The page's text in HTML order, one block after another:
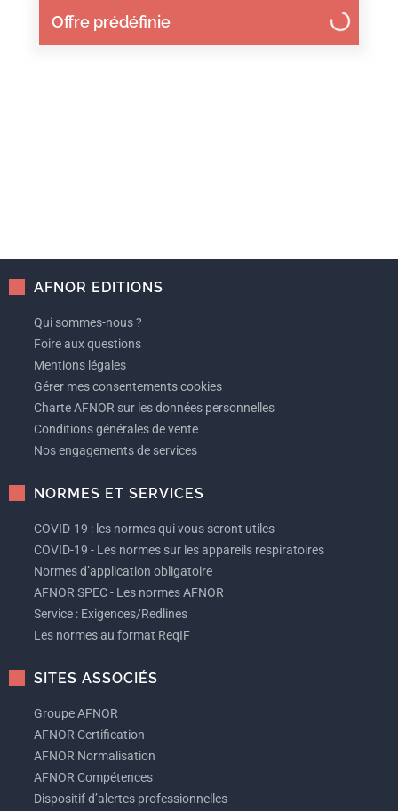
Offre prédéfinie
AFNOR EDITIONS
Qui sommes-nous ?
Foire aux questions
Mentions légales
Gérer mes consentements cookies
Charte AFNOR sur les données personnelles
Conditions générales de vente
Nos engagements de services
NORMES ET SERVICES
COVID-19 : les normes qui vous seront utiles
COVID-19 - Les normes sur les appareils respiratoires
Normes d’application obligatoire
AFNOR SPEC - Les normes AFNOR
Service : Exigences/Redlines
Les normes au format ReqIF
SITES ASSOCIÉS
Groupe AFNOR
AFNOR Certification
AFNOR Normalisation
AFNOR Compétences
Dispositif d’alertes professionnelles